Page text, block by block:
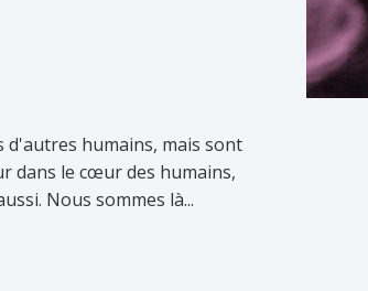
d'autres humains, mais sont
dans le cœur des humains,
Nous sommes là...